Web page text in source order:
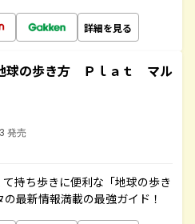
詳細を見る
球の歩き方 Ｐｌａｔ マル
発売
持ち歩きに便利な「地球の歩き
最新情報満載の最強ガイド！